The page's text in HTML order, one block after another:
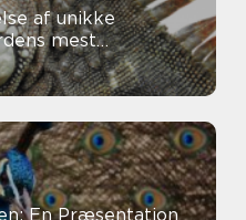
af unikke
mest
En Præsentation